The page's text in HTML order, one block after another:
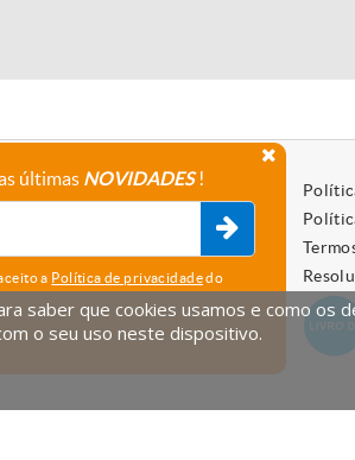
últimas NOVIDADES!
a Política de privacidadedo
saber que cookies usamos e como os
o seu uso neste dispositivo.